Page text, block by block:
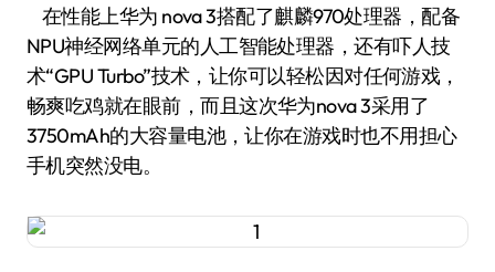
在性能上华为 nova 3搭配了麒麟970处理器，配备
NPU神经网络单元的人工智能处理器，还有吓人技
术“GPU Turbo”技术，让你可以轻松因对任何游戏，
畅爽吃鸡就在眼前，而且这次华为nova 3采用了
3750mAh的大容量电池，让你在游戏时也不用担心
手机突然没电。